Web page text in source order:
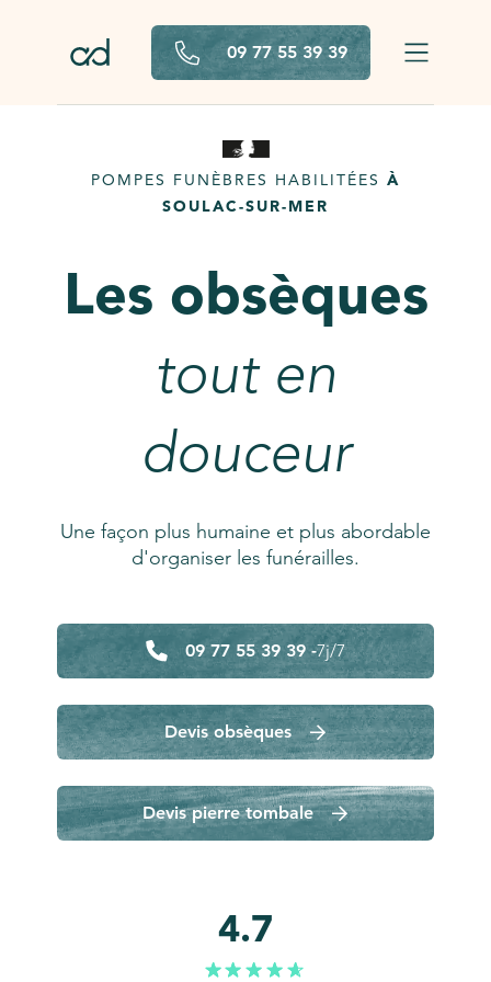
09 77 55 39 39
POMPES FUNÈBRES HABILITÉES À
SOULAC-SUR-MER
Les obsèques
tout en
douceur
Une façon plus humaine et plus abordable
d'organiser les funérailles.
09 77 55 39 39 -7j/7
Devis obsèques
Devis pierre tombale
4.7